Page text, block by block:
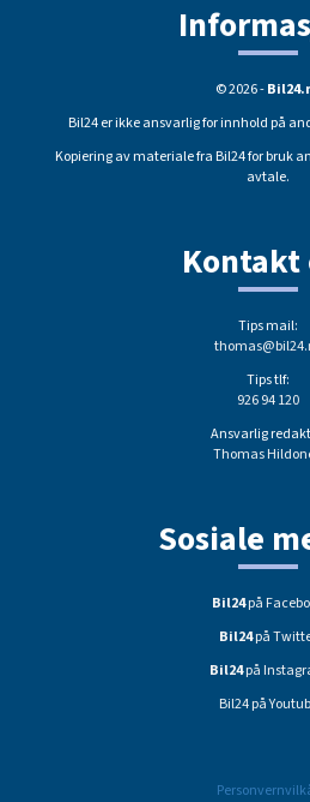
© 2026 -
Bil24 er ikke ansvarlig for innhold på
Kopiering av materiale fra Bil24 for bruk
avtale.
Kontakt
Tips mail:
Tips tlf:
926 94 120
Ansvarlig
Thomas
Sosiale
Bil24på
Bil24på
Bil24på
Bil24 på